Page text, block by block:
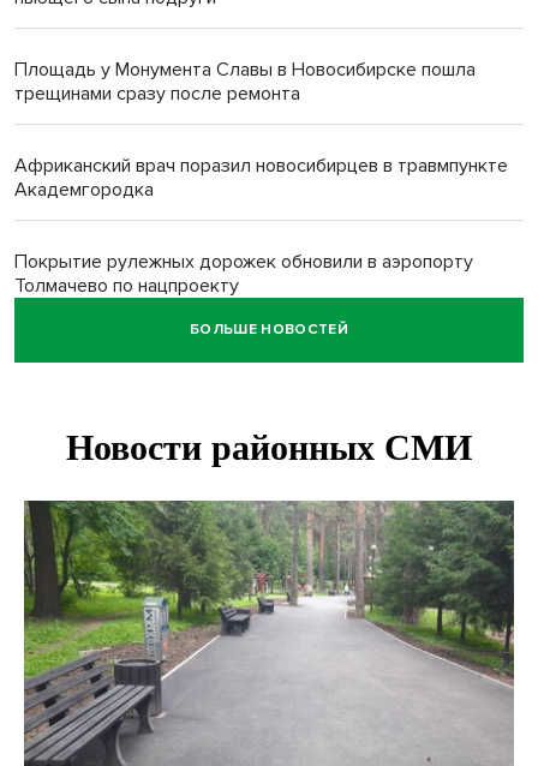
Площадь у Монумента Славы в Новосибирске пошла
трещинами сразу после ремонта
Африканский врач поразил новосибирцев в травмпункте
Академгородка
Покрытие рулежных дорожек обновили в аэропорту
Толмачево по нацпроекту
БОЛЬШЕ НОВОСТЕЙ